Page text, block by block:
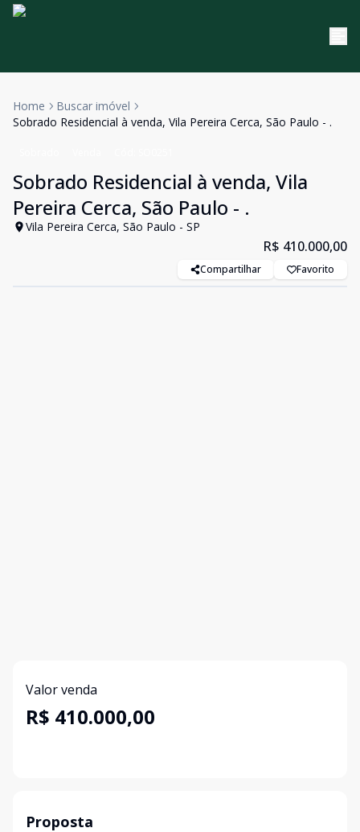
Home
Buscar imóvel
Sobrado Residencial à venda, Vila Pereira Cerca, São Paulo - .
Sobrado Residencial à venda, Vila
Pereira Cerca, São Paulo - .
Vila Pereira Cerca, São Paulo - SP
R$ 410.000,00
Compartilhar Favorito
Valor venda
R$ 410.000,00
Proposta